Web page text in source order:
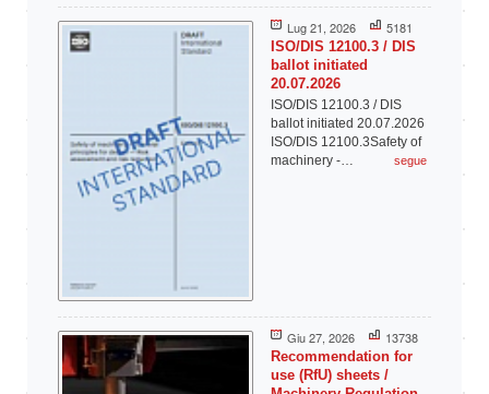
Lug 21, 2026 5181
ISO/DIS 12100.3 / DIS
ballot initiated
20.07.2026
ISO/DIS 12100.3 / DIS
ballot initiated 20.07.2026
ISO/DIS 12100.3Safety of
machinery -…
segue
Giu 27, 2026 13738
Recommendation for
use (RfU) sheets /